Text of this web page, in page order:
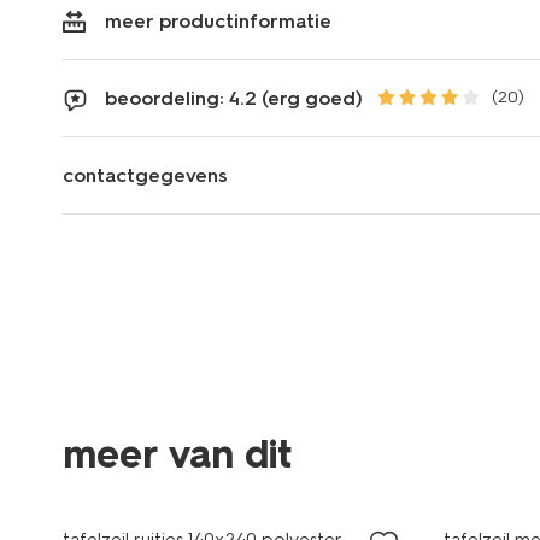
meer productinformatie
beoordeling: 4.2 (erg goed) (20)
contactgegevens
meer van dit